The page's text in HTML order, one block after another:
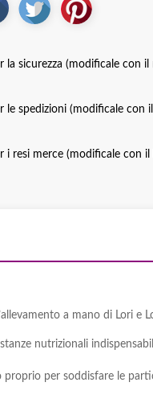
la sicurezza (modificale con
le spedizioni (modificale con
i resi merce (modificale con
a mano di Lori e
nutrizionali
per soddisfare le